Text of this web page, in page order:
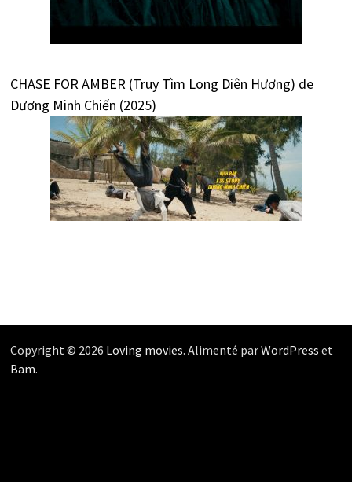
CHASE FOR AMBER (Truy Tìm Long Diên Hương) de
Dương Minh Chiến (2025)
Copyright © 2026 Loving movies. Alimenté parWordPress et
Bam.